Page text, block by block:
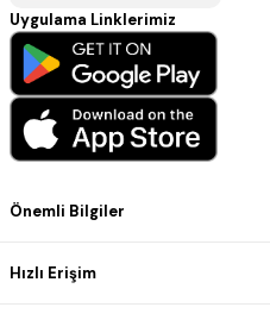
Önemli Bilgiler
Hızlı Erişim
Uygulama Linklerimiz